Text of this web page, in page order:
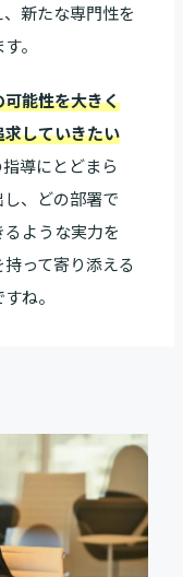
新たな専門性を
。
能性を大きく
していきたい
導にとどまら
、どの部署で
ような実力を
って寄り添える
ね。